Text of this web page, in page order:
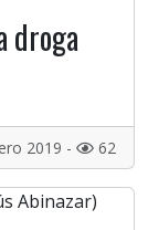
droga
2019 - 62